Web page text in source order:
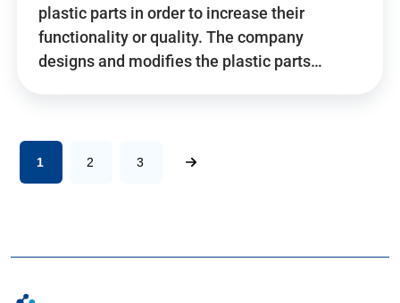
plastic parts in order to increase their
functionality or quality. The company
designs and modifies the plastic parts…
1 2 3